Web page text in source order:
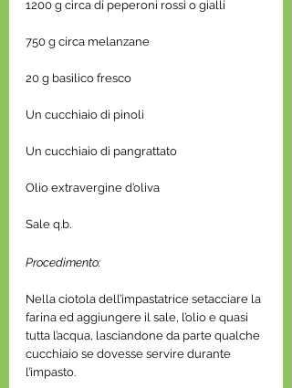
1200 g circa di peperoni rossi o gialli
750 g circa melanzane
20 g basilico fresco
Un cucchiaio di pinoli
Un cucchiaio di pangrattato
Olio extravergine d’oliva
Sale q.b.
Procedimento:
Nella ciotola dell’impastatrice setacciare la
farina ed aggiungere il sale, l’olio e quasi
tutta l’acqua, lasciandone da parte qualche
cucchiaio se dovesse servire durante
l’impasto.